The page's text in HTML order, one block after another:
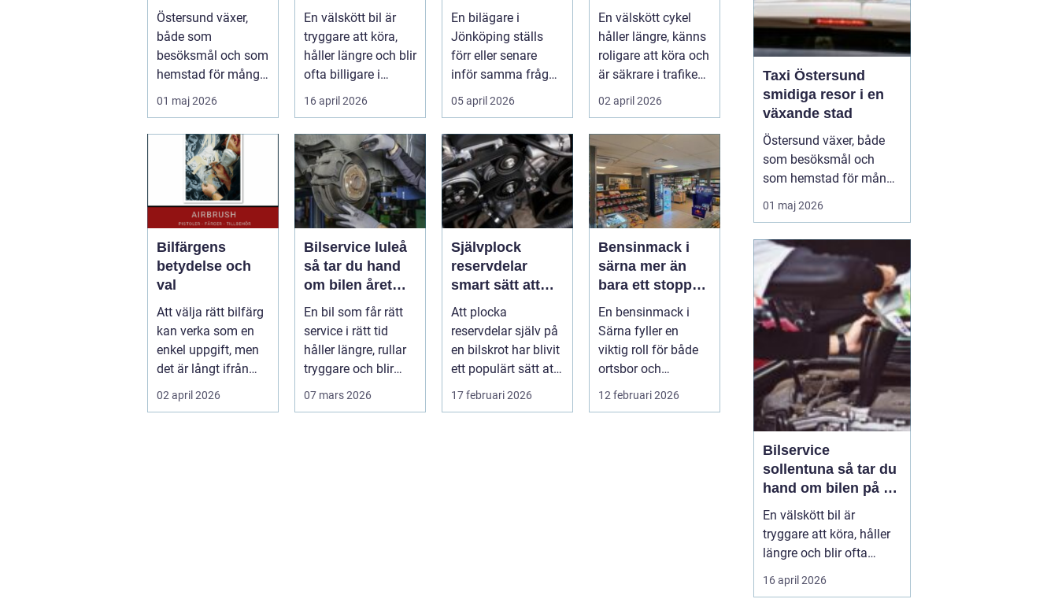
Östersund växer,
både som
besöksmål och som
hemstad för många
pendlare, studenter
och företagare. En...
01 maj 2026
bilen på ett
En välskött bil är
tryggare att köra,
håller längre och blir
ofta billigare i
längden. För många
bil...
16 april 2026
hjälp för bilen
En bilägare i
Jönköping ställs
förr eller senare
inför samma fråga:
vilken verkstad tar
bäst hand om...
05 april 2026
service för din
cykel
En välskött cykel
håller längre, känns
roligare att köra och
är säkrare i trafiken.
För många som cy...
02 april 2026
Bilfärgens
betydelse och
val
Att välja rätt bilfärg
kan verka som en
enkel uppgift, men
det är långt ifrån
bara ett estetiskt
bes...
02 april 2026
Bilservice luleå
så tar du hand
om bilen året
runt
En bil som får rätt
service i rätt tid
håller längre, rullar
tryggare och blir
07 mars 2026
Självplock
reservdelar
smart sätt att
hitta billiga
bildelar
Att plocka
reservdelar själv på
en bilskrot har blivit
ett populärt sätt att
både spara pengar
17 februari 2026
Bensinmack i
särna mer än
bara ett stopp
för att tanka
En bensinmack i
Särna fyller en
viktig roll för både
ortsbor och
förbipasserande.
12 februari 2026
Taxi Östersund
smidiga resor i en
växande stad
Östersund växer, både
som besöksmål och
som hemstad för många
pendlare, studenter och
företagare. En pålitlig
bara ett bekvämt sätt att
ta sig från punkt A till
punkt B. För många
handlar det om att få
vardagen att fungera,
01 maj 2026
Bilservice
sollentuna så tar du
hand om bilen på ett
smart sätt
En välskött bil är
tryggare att köra, håller
längre och blir ofta
billigare i längden. För
många bilägare i
16 april 2026